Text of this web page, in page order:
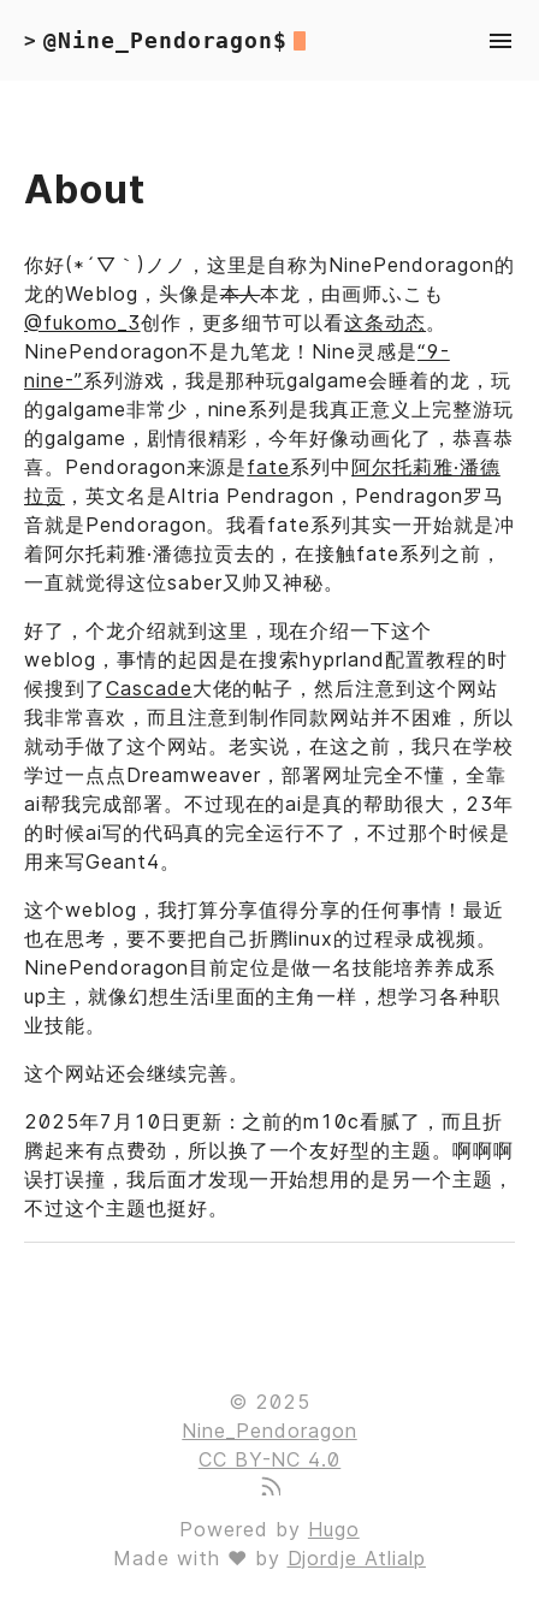
> @Nine_Pendoragon$
About
你好(*´▽｀)ノノ，这里是自称为NinePendoragon的
龙的Weblog，头像是本人本龙，由画师ふこも
@fukomo_3创作，更多细节可以看这条动态。
NinePendoragon不是九笔龙！Nine灵感是“9-
nine-”系列游戏，我是那种玩galgame会睡着的龙，玩
的galgame非常少，nine系列是我真正意义上完整游玩
的galgame，剧情很精彩，今年好像动画化了，恭喜恭
喜。Pendoragon来源是fate系列中 阿尔托莉雅·潘德
拉贡 ，英文名是Altria Pendragon，Pendragon罗马
音就是Pendoragon。我看fate系列其实一开始就是冲
着阿尔托莉雅·潘德拉贡去的，在接触fate系列之前，
一直就觉得这位saber又帅又神秘。
好了，个龙介绍就到这里，现在介绍一下这个
weblog，事情的起因是在搜索hyprland配置教程的时
候搜到了Cascade大佬的帖子，然后注意到这个网站
我非常喜欢，而且注意到制作同款网站并不困难，所以
就动手做了这个网站。老实说，在这之前，我只在学校
学过一点点Dreamweaver，部署网址完全不懂，全靠
ai帮我完成部署。不过现在的ai是真的帮助很大，23年
的时候ai写的代码真的完全运行不了，不过那个时候是
用来写Geant4。
这个weblog，我打算分享值得分享的任何事情！最近
也在思考，要不要把自己折腾linux的过程录成视频。
NinePendoragon目前定位是做一名技能培养养成系
up主，就像幻想生活i里面的主角一样，想学习各种职
业技能。
这个网站还会继续完善。
2025年7月10日更新：之前的m10c看腻了，而且折
腾起来有点费劲，所以换了一个友好型的主题。啊啊啊
误打误撞，我后面才发现一开始想用的是另一个主题，
不过这个主题也挺好。
© 2025
Nine_Pendoragon
CC BY-NC 4.0
Powered by Hugo
Made with ❤ by Djordje Atlialp